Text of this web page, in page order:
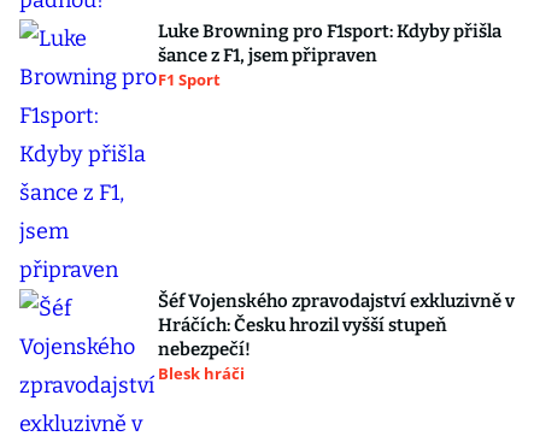
Luke Browning pro F1sport: Kdyby přišla
šance z F1, jsem připraven
F1 Sport
Šéf Vojenského zpravodajství exkluzivně v
Hráčích: Česku hrozil vyšší stupeň
nebezpečí!
Blesk hráči